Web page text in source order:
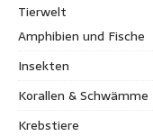
Tierwelt
Amphibien und Fische
Insekten
Korallen & Schwämme
Krebstiere